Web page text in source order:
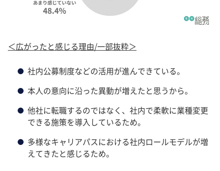
＜広がったと感じる理由/一部抜粋＞
社内公募制度などの活用が進んできている。
本人の意向に沿った異動が増えたと思うから。
他社に転職するのではなく、社内で柔軟に業種変更
できる施策を導入しているため。
多様なキャリアパスにおける社内ロールモデルが増
えてきたと感じるため。